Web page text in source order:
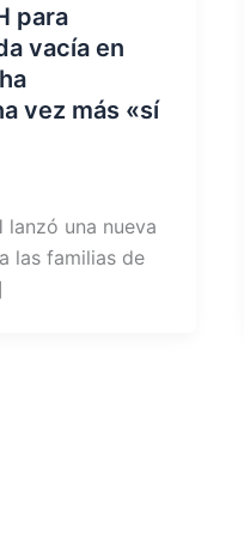
para
vacía en
vez más «sí
lanzó una nueva
las familias de